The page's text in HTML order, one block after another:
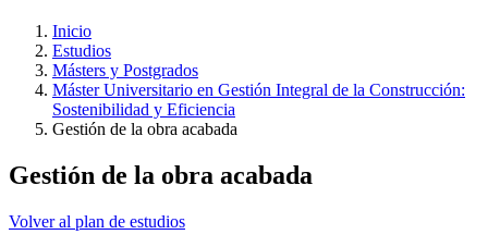
Inicio
Estudios
Másters y Postgrados
Máster Universitario en Gestión Integral de la Construcción:
Sostenibilidad y Eficiencia
Gestión de la obra acabada
Gestión de la obra acabada
Volver al plan de estudios